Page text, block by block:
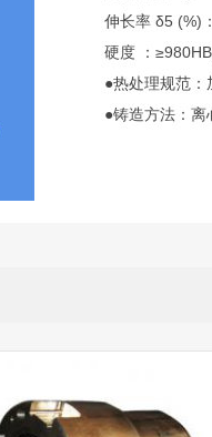
伸长率 δ5 (%)
硬度 ：
●热处理规范
●铸造方法：离